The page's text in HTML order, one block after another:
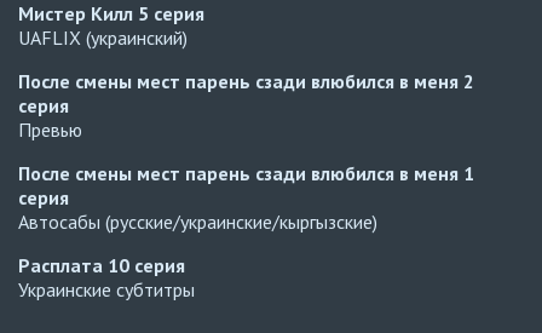
Мистер Килл 5 серия
UAFLIX (украинский)
После смены мест парень сзади влюбился в меня 2
серия
Превью
После смены мест парень сзади влюбился в меня 1
серия
Автосабы (русские/украинские/кыргызские)
Расплата 10 серия
Украинские субтитры